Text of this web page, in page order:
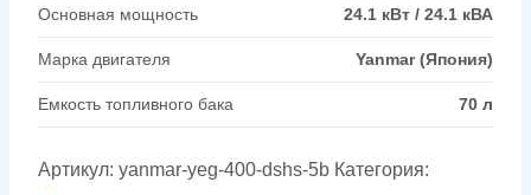
Основная мощность 24.1 кВт / 24.1 кВА
Марка двигателя Yanmar (Япония)
Емкость топливного бака 70 л
Артикул: yanmar-yeg-400-dshs-5b Категория: